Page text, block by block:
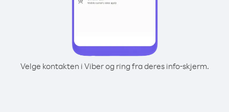
Velge kontakten i Viber og ring fra deres info-skjerm.